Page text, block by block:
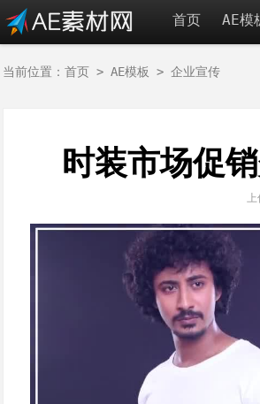
首页 AE模
当前位置： 首页> AE模板 > 企业宣传
时装市场促